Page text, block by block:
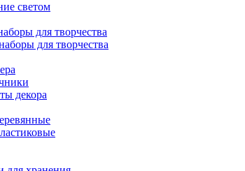
светом
для творчества
для творчества
декора